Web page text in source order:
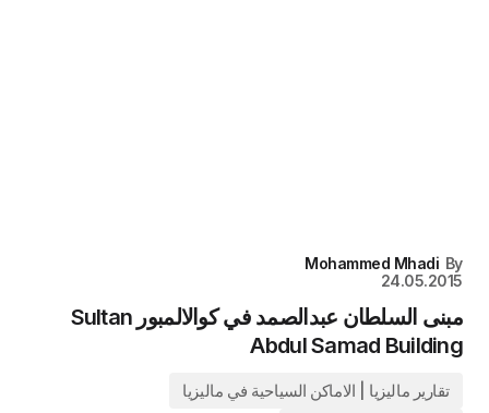
By
Mohammed Mhadi
24.05.2015
مبنى السلطان عبدالصمد في كوالالمبور Sultan
Abdul Samad Building
تقارير ماليزيا | الاماكن السياحية في ماليزيا